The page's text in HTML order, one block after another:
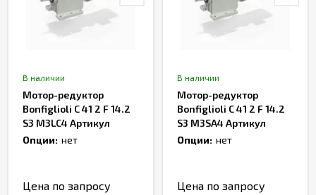
В наличии
Мотор-редуктор
Bonfiglioli C 41 2 F 14.2
S3 M3LC4 Артикул
TH166740
Опции: нет
Цена по запросу
В наличии
Мотор-редуктор
Bonfiglioli C 41 2 F 14.2
S3 M3SA4 Артикул
TH161970
Опции: нет
Цена по запросу